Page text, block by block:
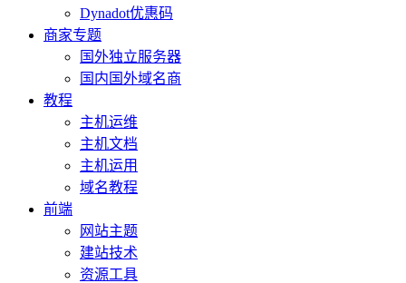
Dynadot优惠码
商家专题
国外独立服务器
国内国外域名商
教程
主机运维
主机文档
主机运用
域名教程
前端
网站主题
建站技术
资源工具